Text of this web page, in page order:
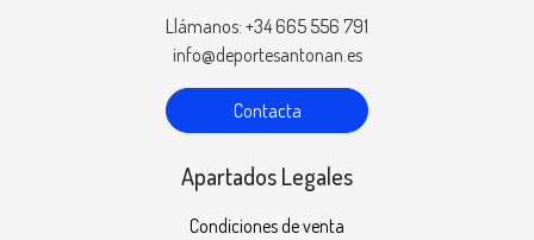
Llámanos: +34 665 556 791
info@deportesantonan.es
Contacta
Apartados Legales
Condiciones de venta